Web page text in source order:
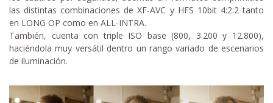
las distintas combinaciones de XF-AVC y HFS 10bit 4:2:2 tanto
en LONG OP como en ALL-INTRA.
También, cuenta con triple ISO base (800, 3.200 y 12.800),
haciéndola muy versátil dentro un rango variado de escenarios
de iluminación.